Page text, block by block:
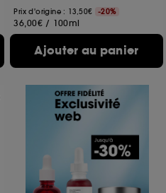
Prix d'origine : 13,50€ -20%
36,00€ / 100ml
Ajouter au panier